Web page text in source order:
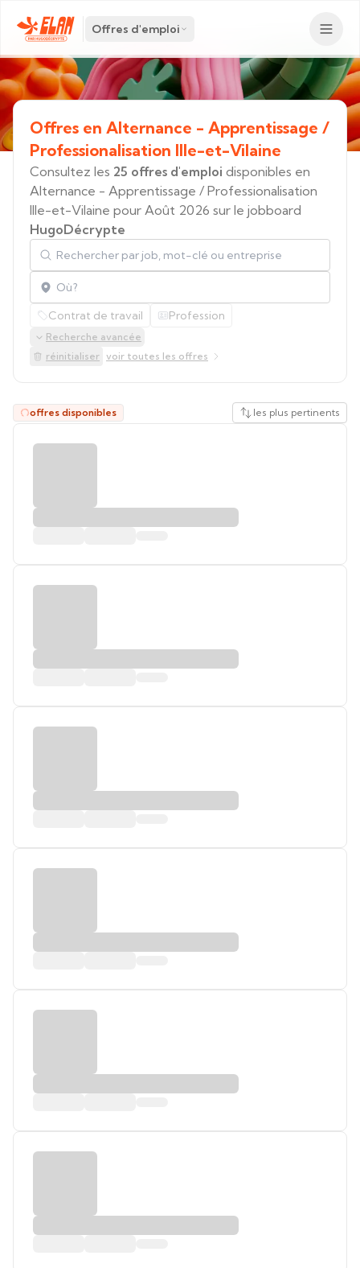
Offres d'emploi
Offres en Alternance - Apprentissage /
Professionalisation Ille-et-Vilaine
Consultez les 25 offres d'emploi disponibles en
Alternance - Apprentissage / Professionalisation
Ille-et-Vilaine pour Août 2026 sur le jobboard
HugoDécrypte
Rechercher par job, mot-clé ou entreprise
Localisation
Contrat de travail Profession
Recherche avancée
réinitialiser voir toutes les offres
offres disponibles les plus pertinents